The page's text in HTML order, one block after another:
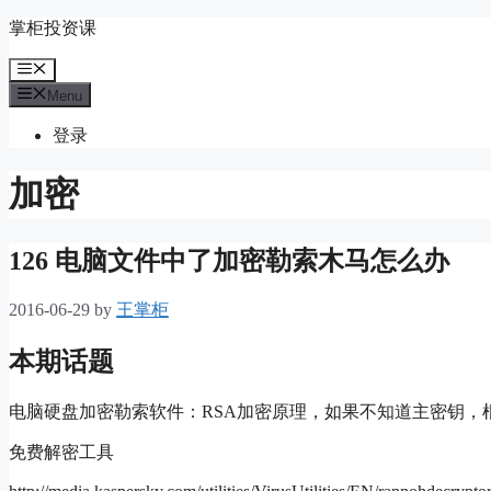
Skip
content
掌柜投资课
Menu
Menu
登录
加密
126 电脑文件中了加密勒索木马怎么办
2016-06-29 by 王掌柜
本期话题
电脑硬盘加密勒索软件：RSA加密原理，如果不知道主密钥，
免费解密工具